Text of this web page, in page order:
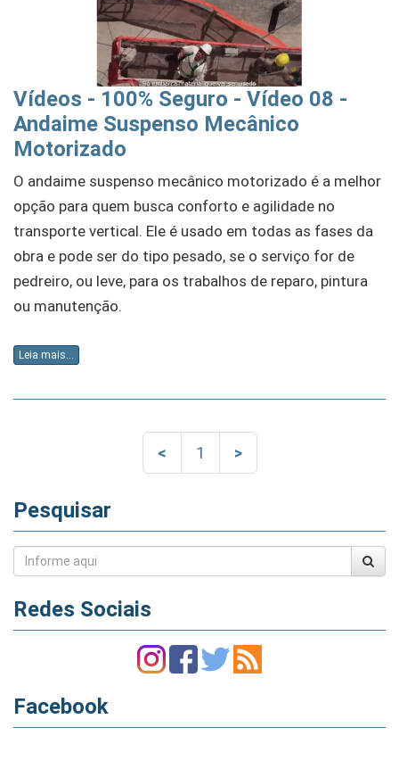
Vídeos - 100% Seguro - Vídeo 08 -
Andaime Suspenso Mecânico
Motorizado
O andaime suspenso mecânico motorizado é a melhor
opção para quem busca conforto e agilidade no
transporte vertical. Ele é usado em todas as fases da
obra e pode ser do tipo pesado, se o serviço for de
pedreiro, ou leve, para os trabalhos de reparo, pintura
ou manutenção.
Leia mais...
< 1 >
Pesquisar
Redes Sociais
Facebook